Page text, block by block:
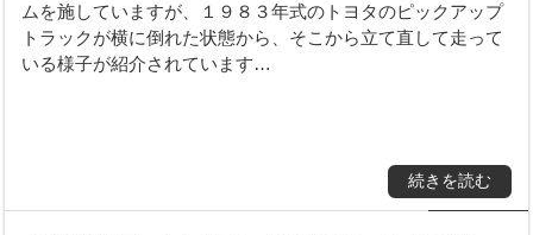
ムを施していますが、１９８３年式のトヨタのピックアップ
トラックが横に倒れた状態から、そこから立て直して走って
いる様子が紹介されています…
続きを読む